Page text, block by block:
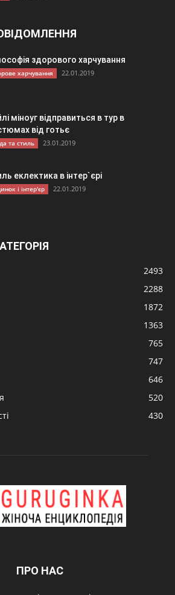
здорового харчування
харчування 22.01.2019
міноуг відправиться в тур в
від готьє
та стиль 23.01.2019
еклектика в інтер`єрі
і інтер'єр 22.01.2019
2493
2288
1872
1363
765
747
646
520
430
ПРО НАС